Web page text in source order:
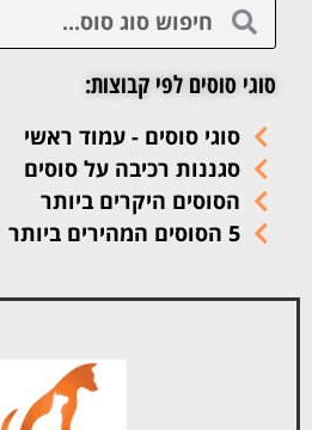
סוגי סוסים לפי קבוצות:
סוגי סוסים - עמוד ראשי
סגננות רכיבה על סוסים
הסוסים היקרים ביותר
5 הסוסים המהירים ביותר